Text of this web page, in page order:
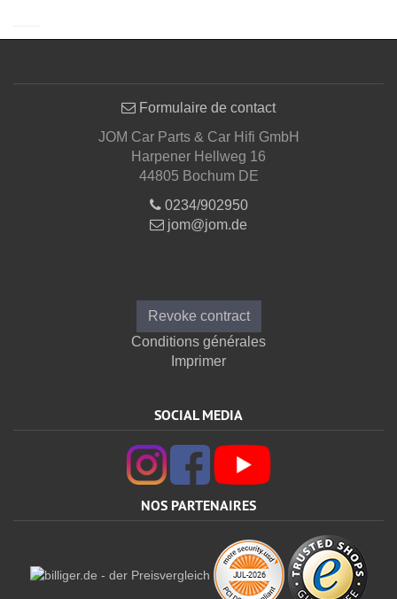
Formulaire de contact
JOM Car Parts & Car Hifi GmbH
Harpener Hellweg 16
44805 Bochum DE
0234/902950
jom@jom.de
Revoke contract
Conditions générales
Imprimer
SOCIAL MEDIA
NOS PARTENAIRES